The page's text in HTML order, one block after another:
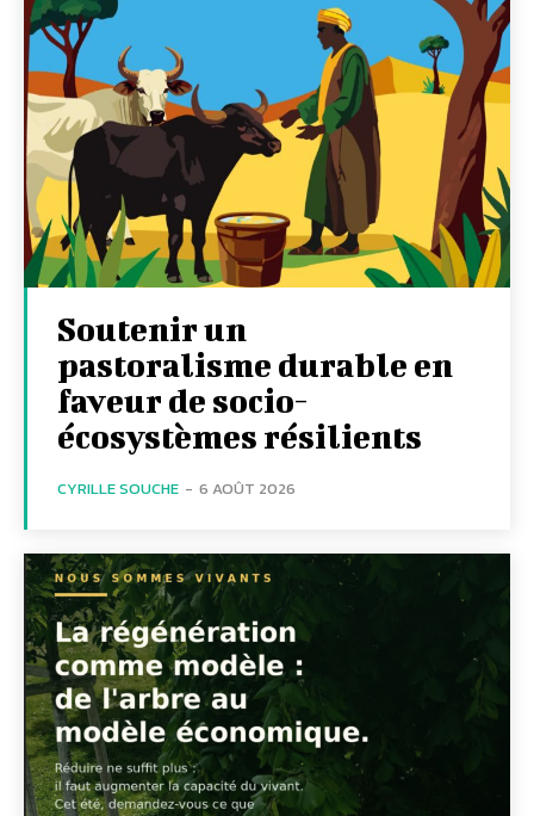
Soutenir un
pastoralisme durable en
faveur de socio-
écosystèmes résilients
CYRILLE SOUCHE - 6 AOÛT 2026